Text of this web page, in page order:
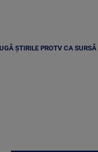
ȘTIRILE PROTV CA SURSĂ